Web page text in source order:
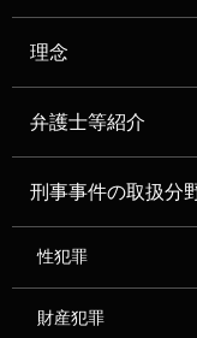
理念
弁護士等紹介
刑事事件の取扱分
性犯罪
財産犯罪